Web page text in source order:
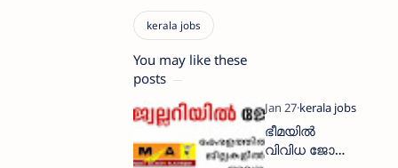
You may like these
posts
ഭീമയിൽ
വിവിധ ജോലി